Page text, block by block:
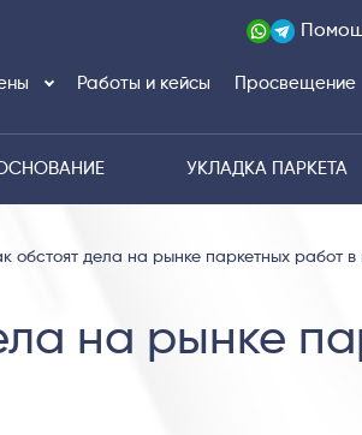
Работы и кейсы Просвещение
УКЛАДКА ПАРКЕТА
обстоят дела на рынке паркетных работ в
на рынке